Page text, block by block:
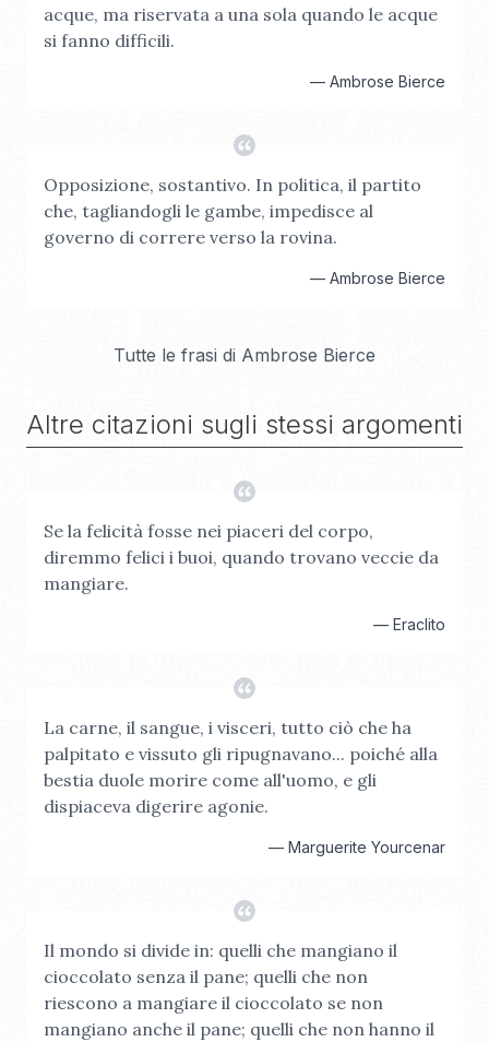
acque, ma riservata a una sola quando le acque
si fanno difficili.
— Ambrose Bierce
Opposizione, sostantivo. In politica, il partito
che, tagliandogli le gambe, impedisce al
governo di correre verso la rovina.
— Ambrose Bierce
Tutte le frasi di Ambrose Bierce
Altre citazioni sugli stessi argomenti
Se la felicità fosse nei piaceri del corpo,
diremmo felici i buoi, quando trovano veccie da
mangiare.
— Eraclito
La carne, il sangue, i visceri, tutto ciò che ha
palpitato e vissuto gli ripugnavano... poiché alla
bestia duole morire come all'uomo, e gli
dispiaceva digerire agonie.
— Marguerite Yourcenar
Il mondo si divide in: quelli che mangiano il
cioccolato senza il pane; quelli che non
riescono a mangiare il cioccolato se non
mangiano anche il pane; quelli che non hanno il